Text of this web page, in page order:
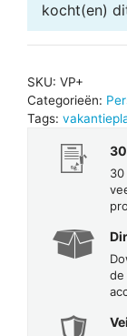
kocht(en)
SKU: VP+
Categorieën:
Tags:
de